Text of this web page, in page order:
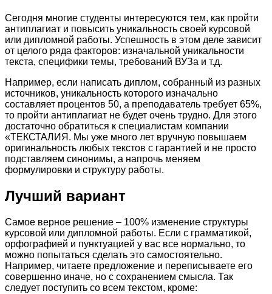
⁠Сегодня многие студенты интересуются тем, как пройти
антиплагиат и повысить уникальность своей курсовой
или дипломной работы. Успешность в этом деле зависит
от целого ряда факторов: изначальной уникальности
текста, специфики темы, требований ВУЗа и т.д.
Например, если написать диплом, собранный из разных
источников, уникальность которого изначально
составляет процентов 50, а преподаватель требует 65%,
то пройти антиплагиат не будет очень трудно. Для этого
достаточно обратиться к специалистам компании
«ТЕКСТАЛИЯ. Мы уже много лет вручную повышаем
оригинальность любых текстов с гарантией и не просто
подставляем синонимы, а напрочь меняем
формулировки и структуру работы.
Лучший вариант
Самое верное решение – 100% изменение структуры
курсовой или дипломной работы. Если с грамматикой,
орфографией и пунктуацией у вас все нормально, то
можно попытаться сделать это самостоятельно.
Например, читаете предложение и переписываете его
совершенно иначе, но с сохранением смысла. Так
следует поступить со всем текстом, кроме: